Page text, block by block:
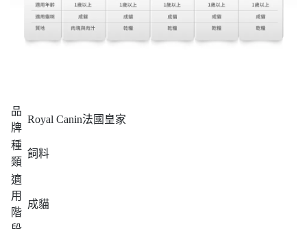
品
牌
Royal Canin法國皇家
種
類
飼料
適
用
階
成貓